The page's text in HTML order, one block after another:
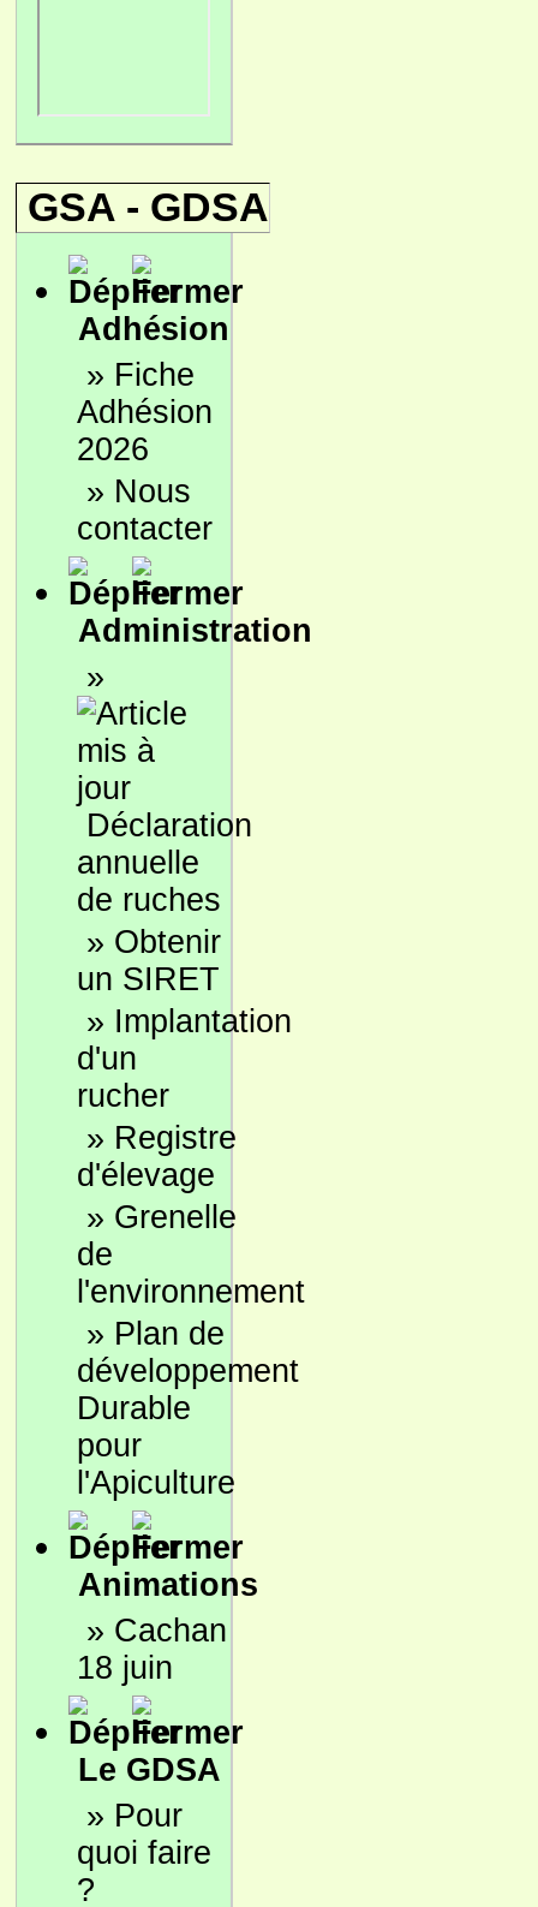
GSA - GDSA
Adhésion
» Fiche
Adhésion
2026
» Nous
contacter
Administration
»
Déclaration
annuelle
de ruches
» Obtenir
un SIRET
» Implantation
d'un
rucher
» Registre
d'élevage
» Grenelle
de
l'environnement
» Plan de
développement
Durable
pour
l'Apiculture
Animations
» Cachan
18 juin
Le GDSA
» Pour
quoi faire
?